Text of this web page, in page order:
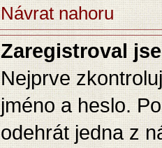
Návrat nahoru
Zaregistroval
Nejprve
jméno a heslo.
odehrát jedna z